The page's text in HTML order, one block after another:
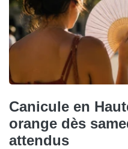
Canicule en
orange dès
attendus